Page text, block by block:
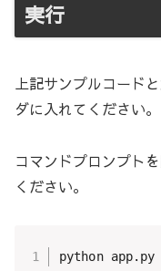
実行
上記サンプルコード
ダに入れてください。
コマンドプロンプト
ください。
python app.py